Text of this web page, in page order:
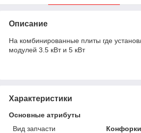
Описание
На комбинированные плиты где
модулей 3.5 кВт и 5 кВт
Характеристики
Основные атрибуты
Вид запчасти
Конфорки